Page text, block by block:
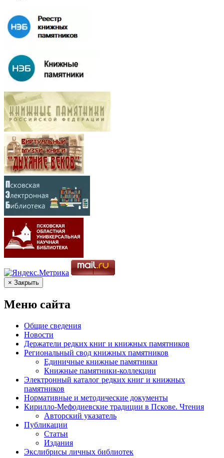
× Закрыть
Меню сайта
Общие сведения
Новости
Держатели редких книг и книжных памятников
Региональный свод книжных памятников
Единичные книжные памятники
Книжные памятники-коллекции
Электронный каталог редких книг и книжных
памятников
Нормативные и методические документы
Кирилло-Мефодиевские традиции в Пскове. Чтения
Авторский указатель
Публикации
Статьи
Издания
Экслибрисы личных библиотек